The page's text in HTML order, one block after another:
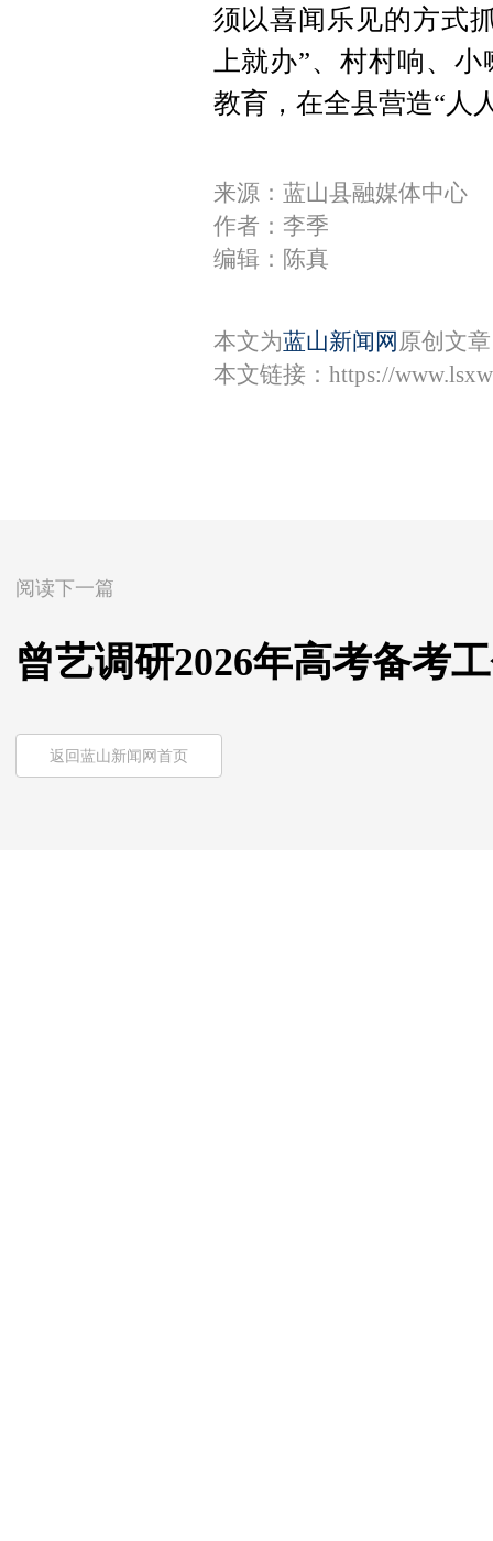
须以喜闻乐见的方式
上就办”、村村响、
教育，在全县营造“人
来源：蓝山县融媒体中心
作者：李季
编辑：陈真
本文为蓝山新闻网 原创文
本文链接： https://
阅读下一篇
曾艺调研2026年高考备考
返回蓝山新闻网首页